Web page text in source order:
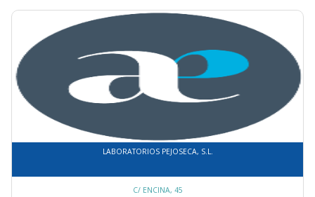
LABORATORIOS PEJOSECA, S.L.
C/ ENCINA, 45